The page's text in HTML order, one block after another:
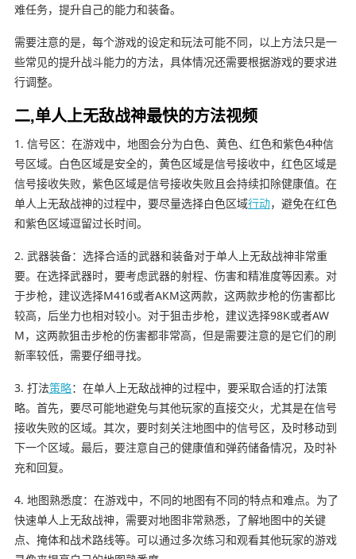
难任务，提升自己的能力和装备。
需要注意的是，每个游戏的设定和玩法可能不同，以上方法只是一
些常见的提升战斗能力的方法，具体情况还需要根据游戏的要求进
行调整。
二,单人上无敌战神最快的方法视频
1. 信号区：在游戏中，地图会分为白色、黄色、红色和紫色4种信
号区域。白色区域是安全的，黄色区域是信号接收中，红色区域是
信号接收失败，紫色区域是信号接收失败且会持续扣除健康值。在
单人上无敌战神的过程中，要尽量选择白色区域行动，避免在红色
和紫色区域逗留过长时间。
2. 武器装备：选择合适的武器和装备对于单人上无敌战神非常重
要。在选择武器时，要考虑武器的射程、伤害和精准度等因素。对
于步枪，建议选择M416或者AKM这两款，这两款步枪的伤害都比
较高，后坐力也相对较小。对于狙击步枪，建议选择98K或者AW
M，这两款狙击步枪的伤害都非常高，但是需要注意的是它们的刷
新率较低，需要仔细寻找。
3. 打法策略：在单人上无敌战神的过程中，要采取合适的打法策
略。首先，要尽可能地避免与其他玩家的直接交火，尤其是在信号
接收失败的区域。其次，要时刻关注地图中的信号区，及时移动到
下一个区域。最后，要注意自己的健康值和弹药储备情况，及时补
充和回复。
4. 地图熟悉度：在游戏中，不同的地图有不同的特点和难点。为了
快速单人上无敌战神，需要对地图非常熟悉，了解地图中的关键
点、掩体和战术路线等。可以通过多次练习和观看其他玩家的游戏